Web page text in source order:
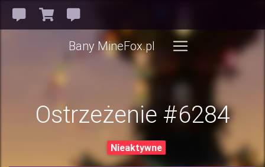
Bany MineFox.pl
Ostrzeżenie #6284
Nieaktywne